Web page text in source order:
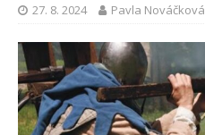
27. 8. 2024 Pavla Nováčková